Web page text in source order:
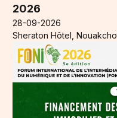
2026
28-09-2026
Sheraton Hôtel,